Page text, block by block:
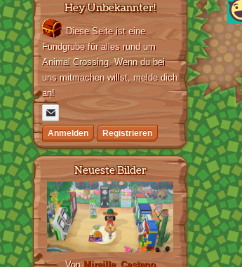
Hey Unbekannter!
Diese Seite ist eine
Fundgrube für alles rund um
Animal Crossing. Wenn du bei
uns mitmachen willst, melde dich
an!
Anmelden Registrieren
Neueste Bilder
Von Mireille_Castano